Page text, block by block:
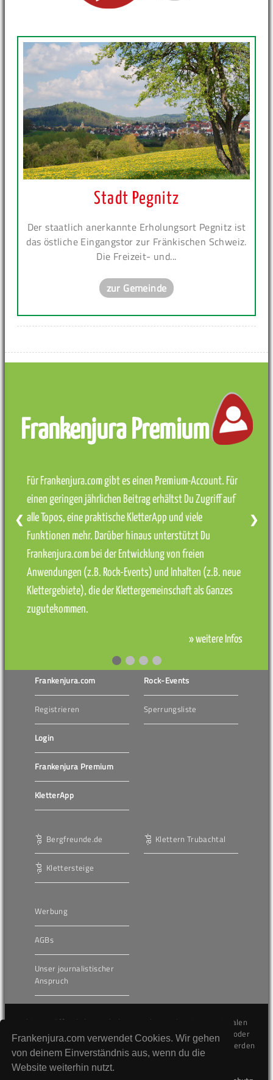
Frankenjura.com verwendet Cookies. Wir gehen
von deinem Einverständnis aus, wenn du die
Website weiterhin nutzt.
Stadt Pegnitz
Der staatlich anerkannte Erholungsort Pegnitz ist
das östliche Eingangstor zur Fränkischen Schweiz.
Die Freizeit- und...
zur Gemeinde
Frankenjura Premium
Für Frankenjura.com gibt es einen Premium-Account. Für
einen geringen jährlichen Beitrag erhältst Du Zugriff auf
alle Topos, eine praktische KletterApp und viele
Funktionen mehr. Darüber hinaus unterstützt Du
Frankenjura.com bei der Entwicklung von freien
Anwendungen (z.B. Rock-Events) und Inhalten (z.B. neue
Klettergebiete), die der Klettergemeinschaft als Ganzes
zugutekommen.
» weitere Infos
❮ ❯
Frankenjura.com
Registrieren
Login
Frankenjura Premium
KletterApp
Rock-Events
Sperrungsliste
Bergfreunde.de
Klettersteige
Klettern Trubachtal
Werbung
AGBs
Unser journalistischer
Anspruch
Die hier veröffentlichten Inhalte unterliegen dem internationalen
Urheberrecht (Copyright) und dürfen nicht kopiert, verändert oder
unverändert wiederveröffentlicht werden. Gegen Verstöße werden
wir auf juristischem Wege vorgehen.